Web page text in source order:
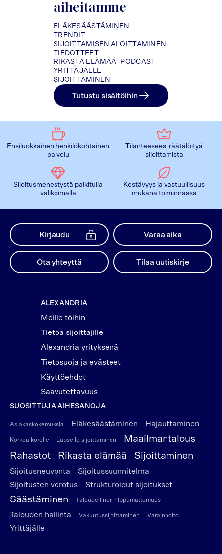
aiheitamme
ELÄKESÄÄSTÄMINEN
TRENDIT
SIJOITTAMISEN ALOITTAMINEN
TIEDOTTEET
RIKASTA ELÄMÄÄ -PODCAST
YRITTÄJÄLLE
SIJOITTAMINEN
Tutustu sisältöihin
Ensiluokkainen henkilökohtainen
palvelu
Tilanteeseesi räätälöityä
sijoittamista
Sijoitusmenestystä palkitulla
valikoimalla
Kestävyys ja vastuullisuus
mukana toiminnassa
Kirjaudu Varaa aika
Ota yhteyttä Tilaa uutiskirje
ALEXANDRIA
Meille töihin
Tietoa sijoittajille
Alexandria yrityksenä
Tietosuoja ja evästeet
Käyttöehdot
Saavutettavuus
SUOSITTUJA AIHESANOJA
Asiakaskokemuksia Eläkesäästäminen Hajauttaminen
Korkoa korolle Lapselle sijoittaminen
Maailmantalous
Rahastot
Rikasta elämää Sijoittaminen
Sijoitusneuvonta
Sijoitussuunnitelma
Sijoitusten verotus
Strukturoidut sijoitukset
Säästäminen Taloudellinen riippumattomuus
Talouden hallinta Vakuutussijoittaminen Varainhoito
Yrittäjälle